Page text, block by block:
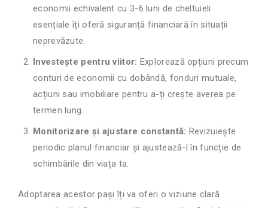
economii echivalent cu 3-6 luni de cheltuieli
esențiale îți oferă siguranță financiară în situații
neprevăzute.
Investește pentru viitor: Explorează opțiuni precum
conturi de economii cu dobândă, fonduri mutuale,
acțiuni sau imobiliare pentru a-ți crește averea pe
termen lung.
Monitorizare și ajustare constantă: Revizuiește
periodic planul financiar și ajustează-l în funcție de
schimbările din viața ta.
Adoptarea acestor pași îți va oferi o viziune clară